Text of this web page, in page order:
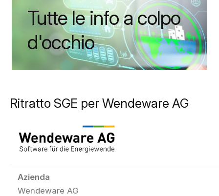
Tutte le info a colpo
d'occhio
Ritratto SGE per Wendeware AG
Azienda
Wendeware AG